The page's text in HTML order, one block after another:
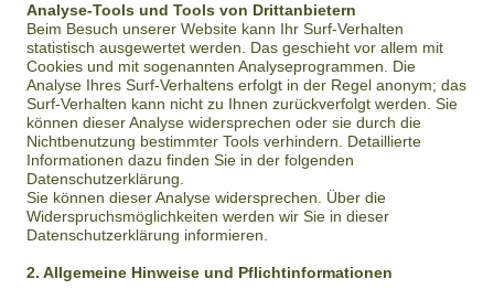
Analyse-Tools und Tools von Drittanbietern
Beim Besuch unserer Website kann Ihr Surf-Verhalten
statistisch ausgewertet werden. Das geschieht vor allem mit
Cookies und mit sogenannten Analyseprogrammen. Die
Analyse Ihres Surf-Verhaltens erfolgt in der Regel anonym; das
Surf-Verhalten kann nicht zu Ihnen zurückverfolgt werden. Sie
können dieser Analyse widersprechen oder sie durch die
Nichtbenutzung bestimmter Tools verhindern. Detaillierte
Informationen dazu finden Sie in der folgenden
Datenschutzerklärung.
Sie können dieser Analyse widersprechen. Über die
Widerspruchsmöglichkeiten werden wir Sie in dieser
Datenschutzerklärung informieren.
2. Allgemeine Hinweise und Pflichtinformationen